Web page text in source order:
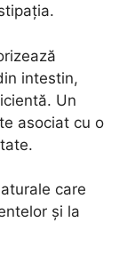
intestin,
Un
asociat cu o
care
și la